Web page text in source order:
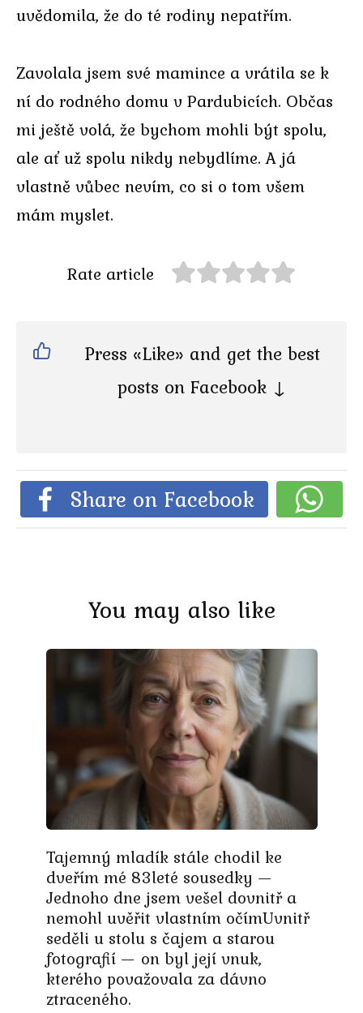
uvědomila, že do té rodiny nepatřím.
Zavolala jsem své mamince a vrátila se k
ní do rodného domu v Pardubicích. Občas
mi ještě volá, že bychom mohli být spolu,
ale ať už spolu nikdy nebydlíme. A já
vlastně vůbec nevím, co si o tom všem
mám myslet.
Rate article
Press «Like» and get the best
posts on Facebook ↓
Share on Facebook
You may also like
Tajemný mladík stále chodil ke
dveřím mé 83leté sousedky —
Jednoho dne jsem vešel dovnitř a
nemohl uvěřit vlastním očímUvnitř
seděli u stolu s čajem a starou
fotografií — on byl její vnuk,
kterého považovala za dávno
ztraceného.